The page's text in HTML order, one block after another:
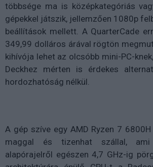
többsége ma is középkategóriás
gépekkel játszik, jellemzően 1080p
beállítások mellett. A QuarterCade
349,99 dolláros árával rögtön
kihívója lehet az olcsóbb mini-PC-
Deckhez mérten is érdekes
hordozhatóság nélkül.
A gép szíve egy AMD Ryzen 7
maggal és tizenhat szállal,
alapórajelről egészen 4,7 GHz-ig